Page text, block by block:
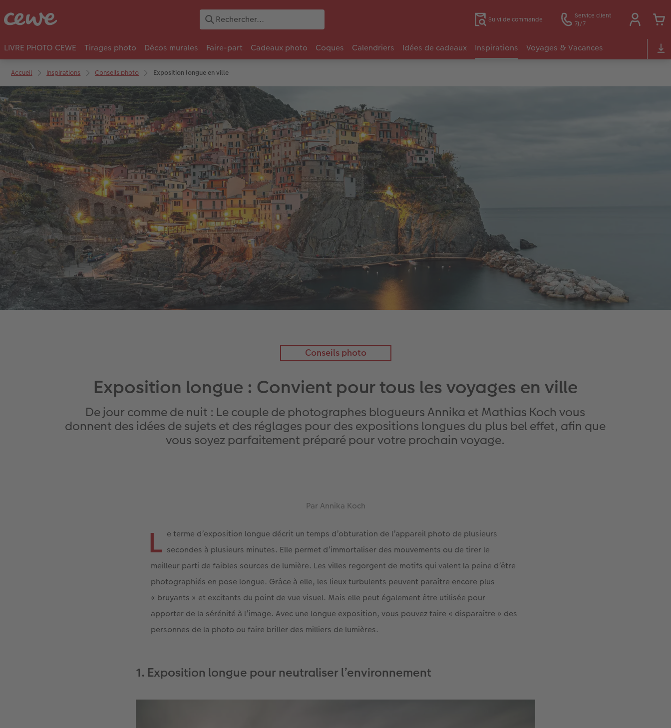
Suivi de commande
Service client
7j/7
LIVRE PHOTO CEWE Tirages photo Décos murales Faire-part Cadeaux photo Coques Calendriers Idées de cadeaux Inspirations Voyages & Vacances
Accueil Inspirations Conseils photo Exposition longue en ville
Conseils photo
Exposition longue : Convient pour tous les voyages en ville
De jour comme de nuit : Le couple de photographes blogueurs Annika et Mathias Koch vous
donnent des idées de sujets et des réglages pour des expositions longues du plus bel effet, afin que
vous soyez parfaitement préparé pour votre prochain voyage.
Par Annika Koch
L e terme d’exposition longue décrit un temps d’obturation de l’appareil photo de plusieurs
secondes à plusieurs minutes. Elle permet d’immortaliser des mouvements ou de tirer le
meilleur parti de faibles sources de lumière. Les villes regorgent de motifs qui valent la peine d’être
photographiés en pose longue. Grâce à elle, les lieux turbulents peuvent paraître encore plus
« bruyants » et excitants du point de vue visuel. Mais elle peut également être utilisée pour
apporter de la sérénité à l’image. Avec une longue exposition, vous pouvez faire « disparaître » des
personnes de la photo ou faire briller des milliers de lumières.
1. Exposition longue pour neutraliser l’environnement